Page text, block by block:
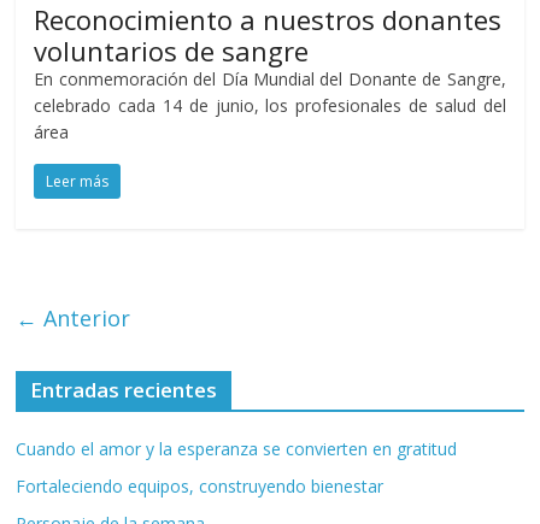
Reconocimiento a nuestros donantes
voluntarios de sangre
En conmemoración del Día Mundial del Donante de Sangre,
celebrado cada 14 de junio, los profesionales de salud del
área
Leer más
← Anterior
Entradas recientes
Cuando el amor y la esperanza se convierten en gratitud
Fortaleciendo equipos, construyendo bienestar